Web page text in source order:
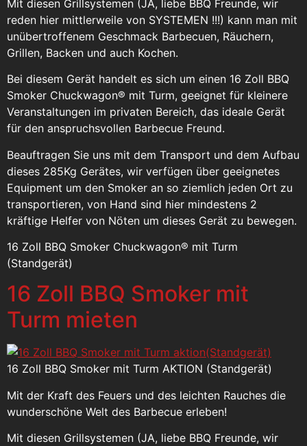
Mit diesen Grillsystemen (JA, liebe BBQ Freunde, wir
reden hier mittlerweile von SYSTEMEN !!!) kann man mit
unübertroffenem Geschmack Barbecuen, Räuchern,
Grillen, Backen und auch Kochen.
Bei diesem Gerät handelt es sich um einen 16 Zoll BBQ
Smoker Chuckwagon® mit Turm, geeignet für kleinere
Veranstaltungen im privaten Bereich, das ideale Gerät
für den anspruchsvollen Barbecue Freund.
Beauftragen Sie uns mit dem Transport und dem Aufbau
dieses 285Kg Gerätes, wir verfügen über geeignetes
Equipment um den Smoker an so ziemlich jeden Ort zu
transportieren, von Hand sind hier mindestens 2
kräftige Helfer von Nöten um dieses Gerät zu bewegen.
16 Zoll BBQ Smoker Chuckwagon® mit Turm
(Standgerät)
16 Zoll BBQ Smoker mit
Turm mieten
16 Zoll BBQ Smoker mit Turm AKTION (Standgerät)
Mit der Kraft des Feuers und des leichten Rauches die
wunderschöne Welt des Barbecue erleben!
Mit diesen Grillsystemen (JA, liebe BBQ Freunde, wir